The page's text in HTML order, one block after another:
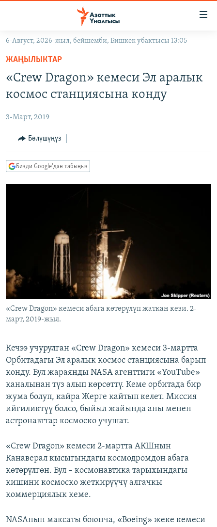
Навигацияга
өтүңүз
Издөөгө
салыңыз
ЭКОНОМИКА
МАДАНИЯТ
БОРБОР АЗИЯ
АТАЙЫН ИЛИКТӨӨ
ТВ ПРОГРАММАЛАР
ЭКСПЕРТТЕР ТАЛДАЙТ
ЫҢГАЙСЫЗ СУРООЛОР
ӨЗГӨЧӨ ПИКИР
ЭЕ/АРнун бардык сайттары
6-Август, 2026-жыл, бейшемби, Бишкек убактысы 13:05
ЖАҢЫЛЫКТАР
«Crew Dragon» кемеси Эл аралык
космос станциясына конду
3-Март, 2019
Бөлүшүңүз
Бизди Google'дан табыңыз
«Crew Dragon» кемеси абага көтөрүлүп жаткан кези. 2-
март, 2019-жыл.
Кечээ учурулган «Crew Dragon» кемеси 3-мартта
Орбитадагы Эл аралык космос станциясына барып
конду. Бул жараянды NASA агенттиги «YouTube»
каналынан түз алып көрсөттү. Кеме орбитада бир
жума болуп, кайра Жерге кайтып келет. Миссия
ийгиликтүү болсо, быйыл жайында аны менен
астронавттар космоско учушат.
«Crew Dragon» кемеси 2-мартта АКШнын
Канаверал кысыгындагы космодромдон абага
көтөрүлгөн. Бул – космонавтика тарыхындагы
кишини космоско жеткирүүчү алгачкы
коммерциялык кеме.
NASAнын максаты боюнча, «Boeing» жеке кемеси